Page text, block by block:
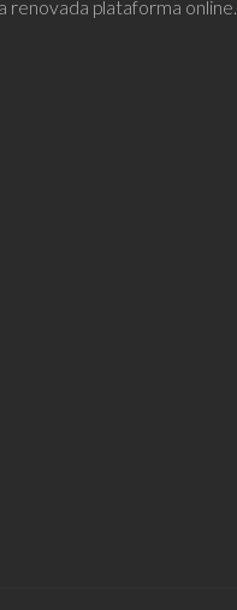
renovada plataforma online.